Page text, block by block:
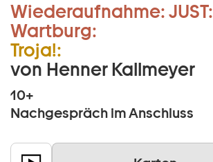
Wiederaufnahme:JUST:
Wartburg:
Troja!:
von Henner Kallmeyer
10+
Nachgespräch im Anschluss